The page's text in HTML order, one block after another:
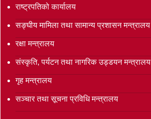
राष्ट्रपतिको कार्यालय
सङ्‍घीय मामिला तथा सामान्य प्रशासन मन्त्रालय
रक्षा मन्त्रालय
संस्कृति, पर्यटन तथा नागरिक उड्डयन मन्त्रालय
गृह मन्त्रालय
सञ्‍चार तथा सूचना प्रविधि मन्त्रालय